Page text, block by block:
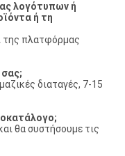
λογότυπων ή
ή τη
της πλατφόρμας
σας;
διαταγές, 7-15
θα συστήσουμε τις